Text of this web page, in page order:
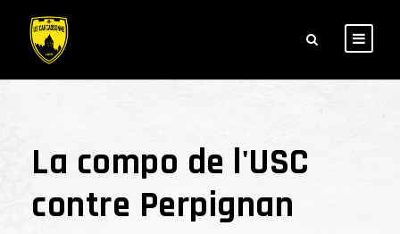
La compo de l'USC
contre Perpignan